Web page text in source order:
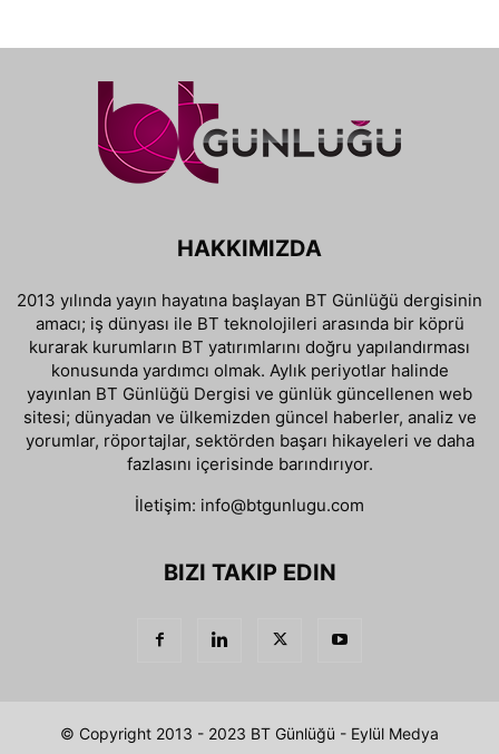
HAKKIMIZDA
2013 yılında yayın hayatına başlayan BT Günlüğü dergisinin
amacı; iş dünyası ile BT teknolojileri arasında bir köprü
kurarak kurumların BT yatırımlarını doğru yapılandırması
konusunda yardımcı olmak. Aylık periyotlar halinde
yayınlan BT Günlüğü Dergisi ve günlük güncellenen web
sitesi; dünyadan ve ülkemizden güncel haberler, analiz ve
yorumlar, röportajlar, sektörden başarı hikayeleri ve daha
fazlasını içerisinde barındırıyor.
İletişim: info@btgunlugu.com
BIZI TAKIP EDIN
© Copyright 2013 - 2023 BT Günlüğü - Eylül Medya